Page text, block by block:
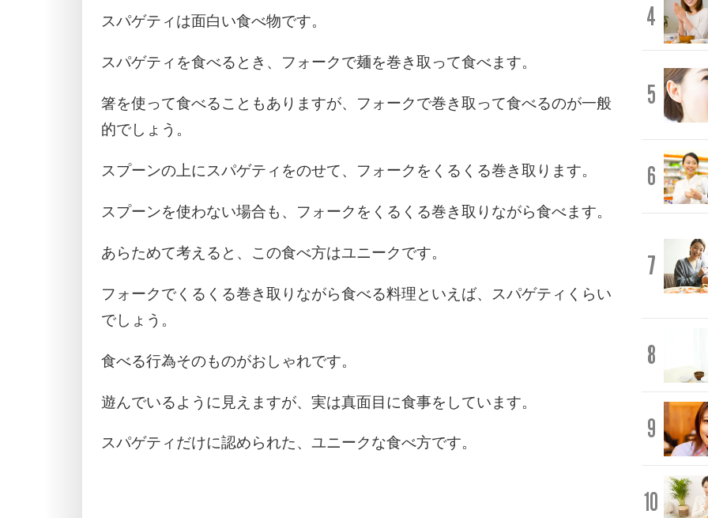
スパゲティは面白い食べ物です。
スパゲティを食べるとき、フォークで麺を巻き取って食べます。
箸を使って食べることもありますが、フォークで巻き取って食べるのが一般
的でしょう。
スプーンの上にスパゲティをのせて、フォークをくるくる巻き取ります。
スプーンを使わない場合も、フォークをくるくる巻き取りながら食べます。
あらためて考えると、この食べ方はユニークです。
フォークでくるくる巻き取りながら食べる料理といえば、スパゲティくらい
でしょう。
食べる行為そのものがおしゃれです。
遊んでいるように見えますが、実は真面目に食事をしています。
スパゲティだけに認められた、ユニークな食べ方です。
4
5
6
7
8
9
10